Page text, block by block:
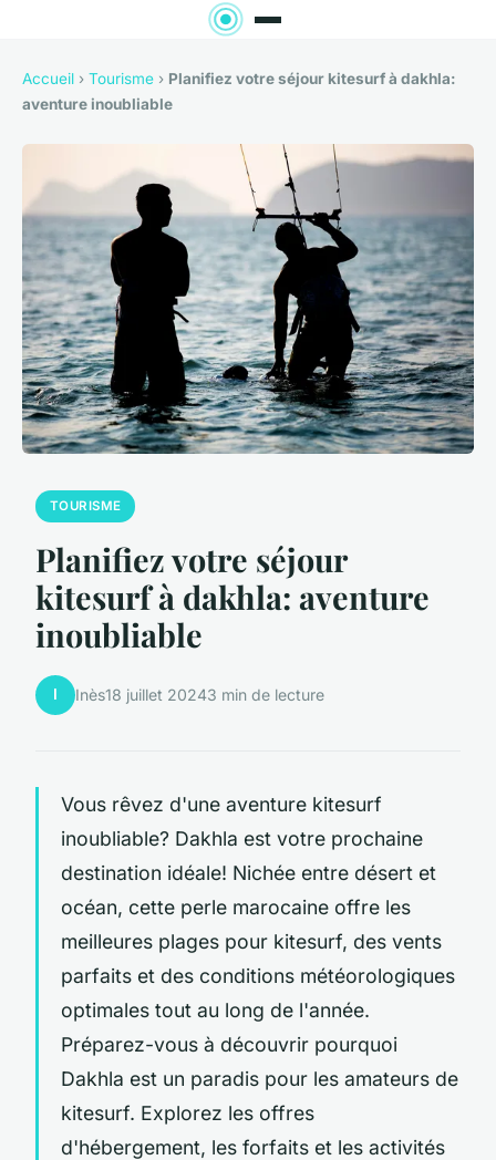
Accueil › Tourisme › Planifiez votre séjour kitesurf à dakhla:
aventure inoubliable
TOURISME
Planifiez votre séjour
kitesurf à dakhla: aventure
inoubliable
I Inès18 juillet 20243 min de lecture
Vous rêvez d'une aventure kitesurf
inoubliable? Dakhla est votre prochaine
destination idéale! Nichée entre désert et
océan, cette perle marocaine offre les
meilleures plages pour kitesurf, des vents
parfaits et des conditions météorologiques
optimales tout au long de l'année.
Préparez-vous à découvrir pourquoi
Dakhla est un paradis pour les amateurs de
kitesurf. Explorez les offres
d'hébergement, les forfaits et les activités